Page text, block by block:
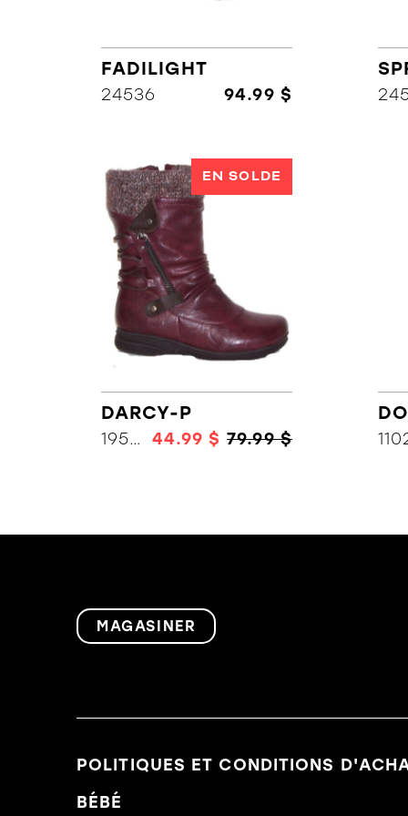
FADILIGHT
24536 94.99 $
EN SOLDE
DARCY-P
19573 44.99 $ 79.99 $
MAGASINER
POLITIQUES ET CONDITIONS
BÉBÉ